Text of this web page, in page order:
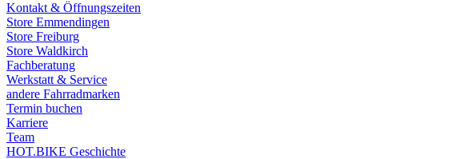
Kontakt & Öffnungszeiten
Store Emmendingen
Store Freiburg
Store Waldkirch
Fachberatung
Werkstatt & Service
andere Fahrradmarken
Termin buchen
Karriere
Team
HOT.BIKE Geschichte